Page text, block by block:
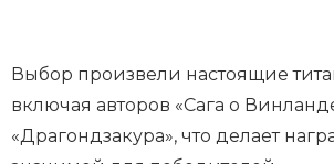
Выбор произвели настоящие
включая авторов «Сага о
«Драгондзакура», что делает